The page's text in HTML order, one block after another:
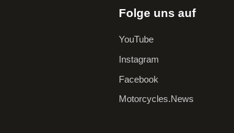
Folge uns auf
YouTube
Instagram
Facebook
Motorcycles.News